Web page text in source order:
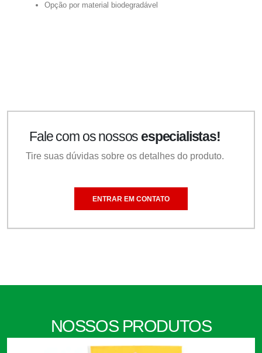
Opção por material biodegradável
Fale com os nossos especialistas!
Tire suas dúvidas sobre os detalhes do produto.
ENTRAR EM CONTATO
NOSSOS PRODUTOS